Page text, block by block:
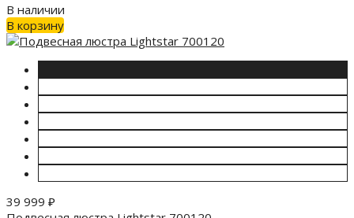
В наличии
В корзину
39 999 ₽